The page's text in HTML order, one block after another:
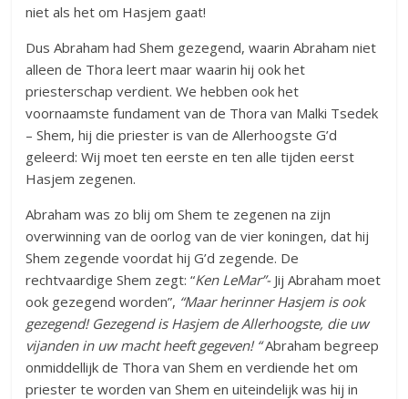
niet als het om Hasjem gaat!
Dus Abraham had Shem gezegend, waarin Abraham niet
alleen de Thora leert maar waarin hij ook het
priesterschap verdient. We hebben ook het
voornaamste fundament van de Thora van Malki Tsedek
– Shem, hij die priester is van de Allerhoogste G’d
geleerd: Wij moet ten eerste en ten alle tijden eerst
Hasjem zegenen.
Abraham was zo blij om Shem te zegenen na zijn
overwinning van de oorlog van de vier koningen, dat hij
Shem zegende voordat hij G’d zegende. De
rechtvaardige Shem zegt: “Ken LeMar”-Jij Abraham moet
ook gezegend worden”, “Maar herinner Hasjem is ook
gezegend! Gezegend is Hasjem de Allerhoogste, die uw
vijanden in uw macht heeft gegeven! “Abraham begreep
onmiddellijk de Thora van Shem en verdiende het om
priester te worden van Shem en uiteindelijk was hij in